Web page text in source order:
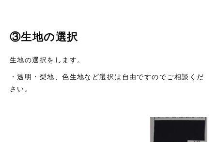
③生地の選択
生地の選択をします。
・透明・梨地、色生地など選択は自由ですのでご相談くだ
さい。